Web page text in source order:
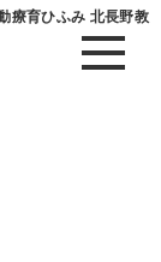
療育ひふみ 北長野教